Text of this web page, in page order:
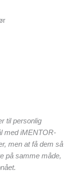
til personlig
med iMENTOR-
men at få dem så
på samme måde,